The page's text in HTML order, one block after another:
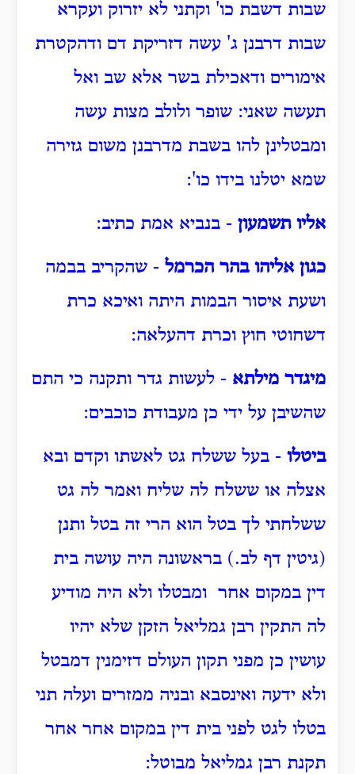
שבות דשבת כו' וקתני לא יזרוק ועקרא
שבות דרבנן ג' עשה דזריקת דם ודהקטרת
אימורים ודאכילת בשר אלא שב ואל
תעשה שאני: שופר ולולב מצות עשה
ומבטלינן להו בשבת מדרבנן משום גזירה
שמא יטלנו בידו כו':
אליו תשמעון - בנביא אמת כתיב:
כגון אליהו בהר הכרמל - שהקריב בבמה
ושעת איסור הבמות היתה ואיכא כרת
דשחוטי חוץ וכרת דהעלאה:
מיגדר מילתא - לעשות גדר ותקנה כי התם
שהשיבן על ידי כן מעבודת כוכבים:
ביטלו - בעל ששלח גט לאשתו וקדם ובא
אצלה או ששלח לה שליח ואמר לה גט
ששלחתי לך בטל הוא הרי זה בטל ותנן
(גיטין דף לב.) בראשונה היה עושה בית
דין במקום אחר ומבטלו ולא היה מודיע
לה התקין רבן גמליאל הזקן שלא יהיו
עושין כן מפני תקון העולם דזימנין דמבטל
ולא ידעה ואינסבא ובניה ממזרים ועלה תני
בטלו לגט לפני בית דין במקום אחר אחר
תקנת רבן גמליאל מבוטל: